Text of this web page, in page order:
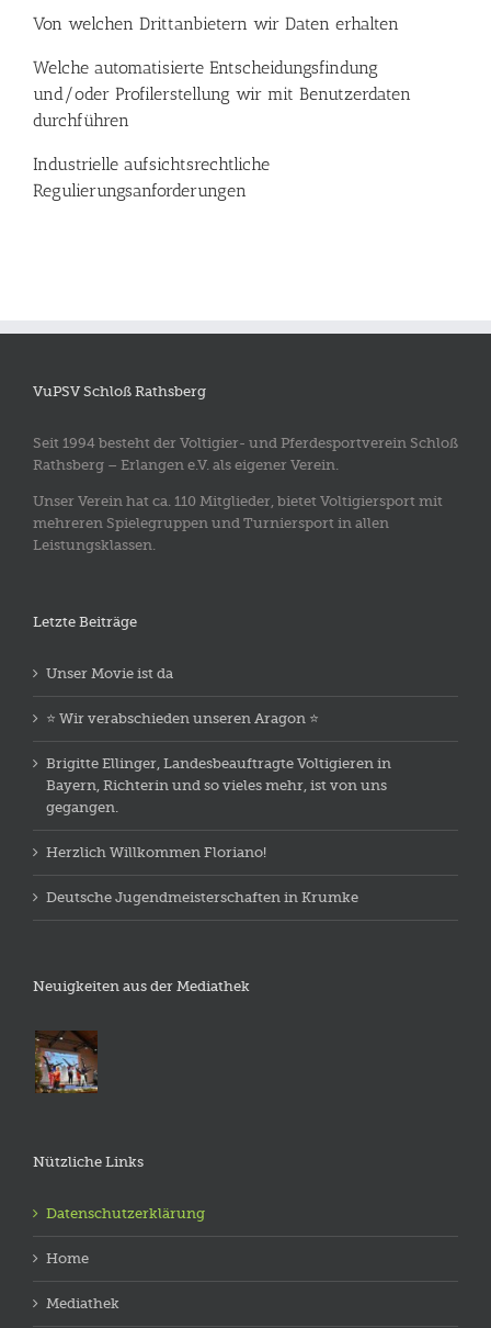
Von welchen Drittanbietern wir Daten erhalten
Welche automatisierte Entscheidungsfindung
und/oder Profilerstellung wir mit Benutzerdaten
durchführen
Industrielle aufsichtsrechtliche
Regulierungsanforderungen
VuPSV Schloß Rathsberg
Seit 1994 besteht der Voltigier- und Pferdesportverein Schloß
Rathsberg – Erlangen e.V. als eigener Verein.
Unser Verein hat ca. 110 Mitglieder, bietet Voltigiersport mit
mehreren Spielegruppen und Turniersport in allen
Leistungsklassen.
Letzte Beiträge
Unser Movie ist da
⭐️ Wir verabschieden unseren Aragon ⭐️
Brigitte Ellinger, Landesbeauftragte Voltigieren in
Bayern, Richterin und so vieles mehr, ist von uns
gegangen.
Herzlich Willkommen Floriano!
Deutsche Jugendmeisterschaften in Krumke
Neuigkeiten aus der Mediathek
Nützliche Links
Datenschutzerklärung
Home
Mediathek